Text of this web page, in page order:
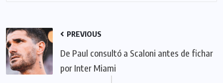
PREVIOUS
De Paul consultó a Scaloni antes de fichar
por Inter Miami